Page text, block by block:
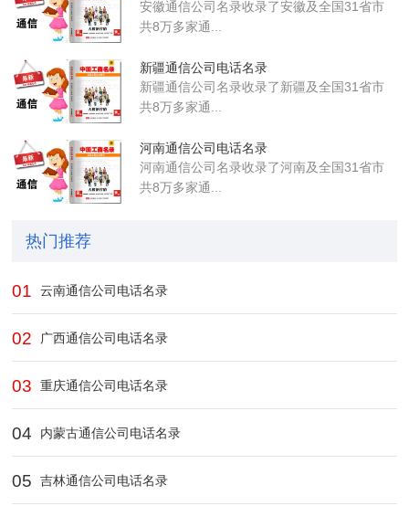
安徽通信公司名录收录了安徽及全国31省市
共8万多家通...
新疆通信公司电话名录
新疆通信公司名录收录了新疆及全国31省市
共8万多家通...
河南通信公司电话名录
河南通信公司名录收录了河南及全国31省市
共8万多家通...
热门推荐
01 云南通信公司电话名录
02 广西通信公司电话名录
03 重庆通信公司电话名录
04 内蒙古通信公司电话名录
05 吉林通信公司电话名录